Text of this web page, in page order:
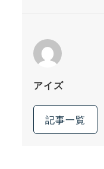
アイズ
記事一覧